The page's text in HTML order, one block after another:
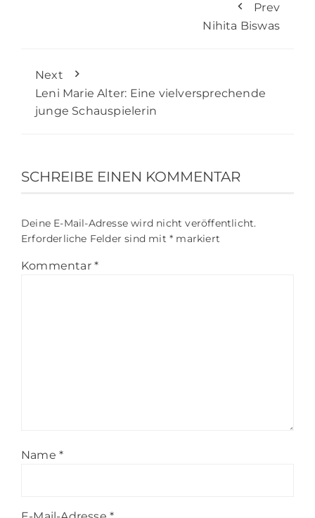
Prev
Nihita Biswas
Next
Leni Marie Alter: Eine vielversprechende
junge Schauspielerin
SCHREIBE EINEN KOMMENTAR
Deine E-Mail-Adresse wird nicht veröffentlicht.
Erforderliche Felder sind mit * markiert
Kommentar *
Name *